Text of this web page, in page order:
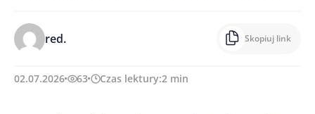
red. Skopiuj link
02.07.2026 63 Czas lektury:2 min